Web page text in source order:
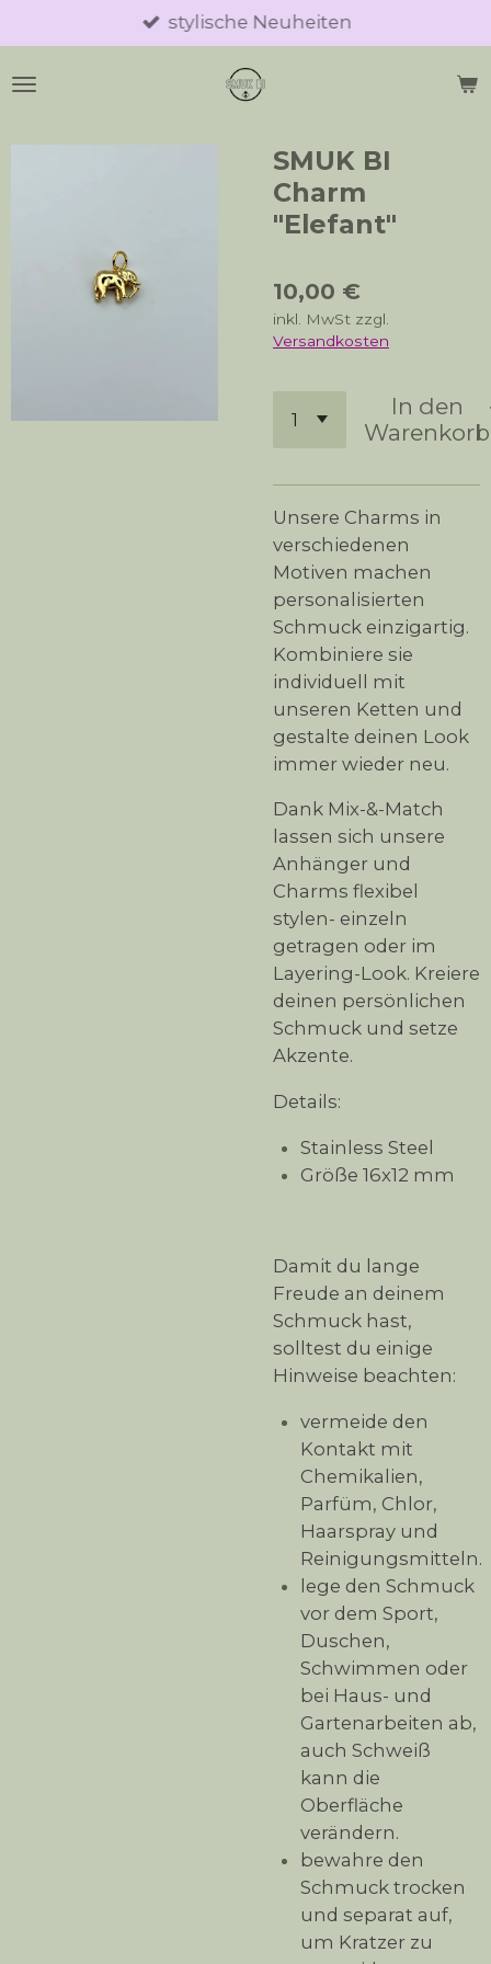
Hauptinhalt
springen
stylische Neuheiten
SMUK BI
Charm
"Elefant"
10,00 €
inkl. MwSt zzgl.
Versandkosten
In den
Warenkorb
Unsere Charms in
verschiedenen
Motiven machen
personalisierten
Schmuck einzigartig.
Kombiniere sie
individuell mit
unseren Ketten und
gestalte deinen Look
immer wieder neu.
Dank Mix-&-Match
lassen sich unsere
Anhänger und
Charms flexibel
stylen- einzeln
getragen oder im
Layering-Look. Kreiere
deinen persönlichen
Schmuck und setze
Akzente.
Details:
Stainless Steel
Größe 16x12 mm
Damit du lange
Freude an deinem
Schmuck hast,
solltest du einige
Hinweise beachten:
vermeide den
Kontakt mit
Chemikalien,
Parfüm, Chlor,
Haarspray und
Reinigungsmitteln.
lege den Schmuck
vor dem Sport,
Duschen,
Schwimmen oder
bei Haus- und
Gartenarbeiten ab,
auch Schweiß
kann die
Oberfläche
verändern.
bewahre den
Schmuck trocken
und separat auf,
um Kratzer zu